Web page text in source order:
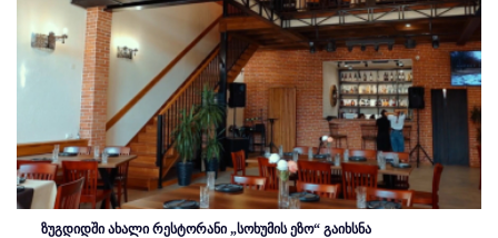
ზუგდიდში ახალი რესტორანი „სოხუმის ეზო“ გაიხსნა